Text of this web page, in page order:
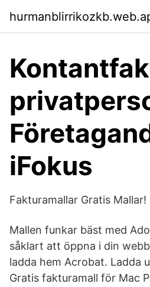
iFokus
Fakturamallar Gratis Mallar!
Mallen funkar bäst med
såklart att öppna i din
ladda hem Acrobat. Ladda
Gratis fakturamall för Mac